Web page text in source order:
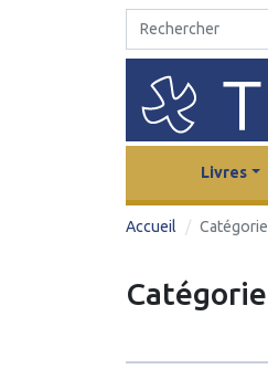
Livres
Accueil Catégorie
Catégorie